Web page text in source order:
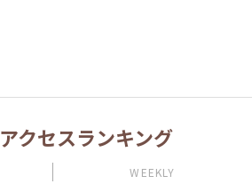
アクセスランキング
WEEKLY